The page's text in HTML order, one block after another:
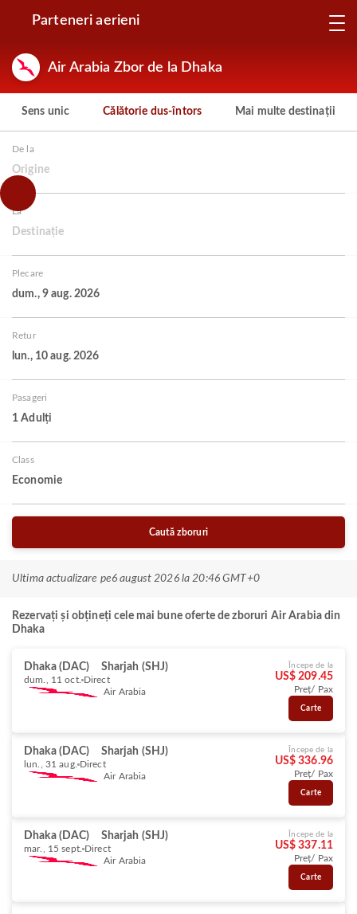
Parteneri aerieni
Air Arabia Zbor de la Dhaka
Sens unic Călătorie dus-întors Mai multe destinații
De la
Origine
La
Destinație
Plecare
dum., 9 aug. 2026
Retur
lun., 10 aug. 2026
Pasageri
1 Adulți
Class
Economie
Caută zboruri
Ultima actualizare pe6 august 2026 la 20:46 GMT+0
Rezervați și obțineți cele mai bune oferte de zboruri Air Arabia din
Dhaka
Dhaka (DAC) Sharjah (SHJ)
dum., 11 oct. Direct
Air Arabia
Începe de la
US$ 209.45
Preț/ Pax
Carte
Dhaka (DAC) Sharjah (SHJ)
lun., 31 aug. Direct
Air Arabia
Începe de la
US$ 336.96
Preț/ Pax
Carte
Dhaka (DAC) Sharjah (SHJ)
mar., 15 sept. Direct
Air Arabia
Începe de la
US$ 337.11
Preț/ Pax
Carte